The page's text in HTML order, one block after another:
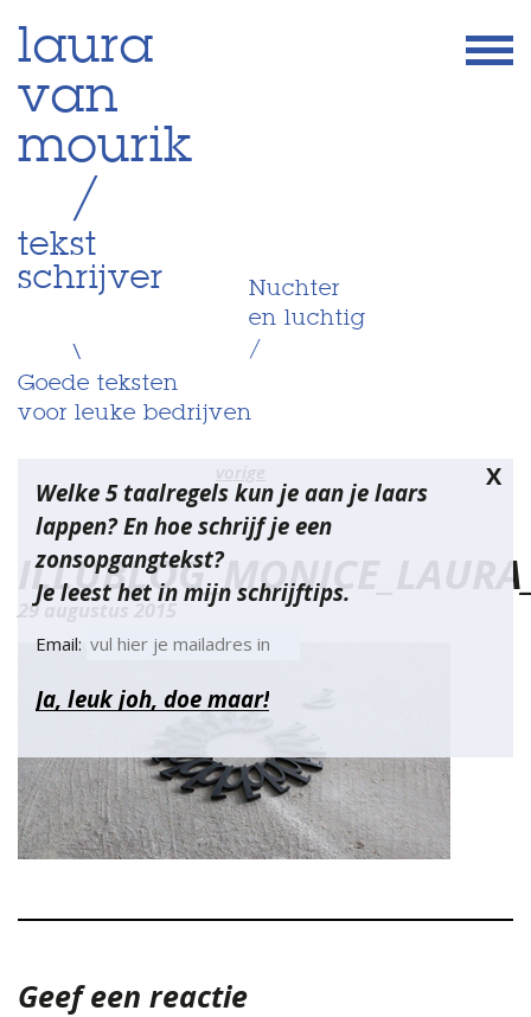
Skip
to
content
laura
van
mourik
/
tekst
schrijver
\
Nuchter
en luchtig
/
Goede teksten
voor leuke bedrijven
X
Welke 5 taalregels kun je aan je laars
lappen? En hoe schrijf je een
zonsopgangtekst?
Je leest het in mijn schrijftips.
Email:
Bericht
navigatie
vorige
29 augustus 2015
Geef een reactie